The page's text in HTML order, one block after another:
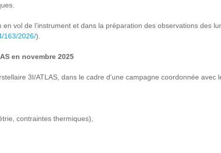
vol de l’instrument et dans la préparation des observations des
163/2026/).
en novembre 2025
3I/ATLAS, dans le cadre d’une campagne coordonnée avec
contraintes thermiques),